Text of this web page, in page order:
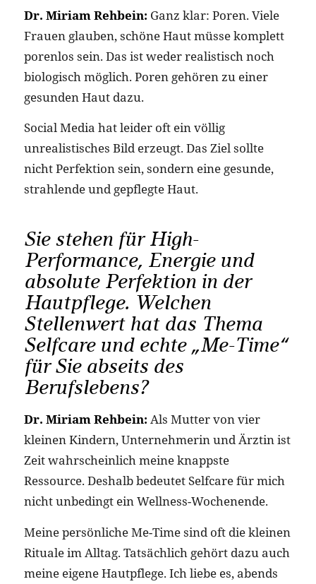
Dr. Miriam Rehbein: Ganz klar: Poren. Viele
Frauen glauben, schöne Haut müsse komplett
porenlos sein. Das ist weder realistisch noch
biologisch möglich. Poren gehören zu einer
gesunden Haut dazu.
Social Media hat leider oft ein völlig
unrealistisches Bild erzeugt. Das Ziel sollte
nicht Perfektion sein, sondern eine gesunde,
strahlende und gepflegte Haut.
Sie stehen für High-
Performance, Energie und
absolute Perfektion in der
Hautpflege. Welchen
Stellenwert hat das Thema
Selfcare und echte „Me-Time“
für Sie abseits des
Berufslebens?
Dr. Miriam Rehbein: Als Mutter von vier
kleinen Kindern, Unternehmerin und Ärztin ist
Zeit wahrscheinlich meine knappste
Ressource. Deshalb bedeutet Selfcare für mich
nicht unbedingt ein Wellness-Wochenende.
Meine persönliche Me-Time sind oft die kleinen
Rituale im Alltag. Tatsächlich gehört dazu auch
meine eigene Hautpflege. Ich liebe es, abends